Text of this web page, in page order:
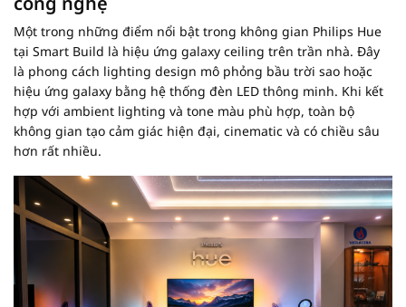
Một trong những điểm nổi bật trong không gian Philips Hue
tại Smart Build là hiệu ứng galaxy ceiling trên trần nhà. Đây
là phong cách lighting design mô phỏng bầu trời sao hoặc
hiệu ứng galaxy bằng hệ thống đèn LED thông minh. Khi kết
hợp với ambient lighting và tone màu phù hợp, toàn bộ
không gian tạo cảm giác hiện đại, cinematic và có chiều sâu
hơn rất nhiều.